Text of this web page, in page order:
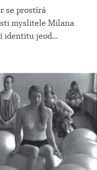
se prostírá
myslitele Milana
identitu jeod...